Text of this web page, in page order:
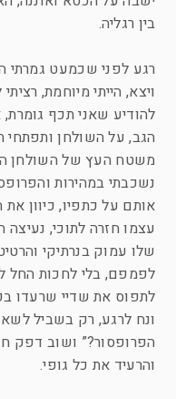
בין רגליה.
רגע לפני שכמעט גמרתי
ויצא, הייתי מיוחמת,
להודיע שאני תכף
הגב, על השולחן ותפתחי
משטח העץ של השולחן
נשכבתי במהירות
אותם על כתפיו, כיוון את
עצמו חזרה לתוכי,
שלו עמוק בנרתיקי
לפמפם, בלי לחכות החל
לתפוס את שדיי שרעדו
ונח לרגע, רק בשביל
הפרופסור?” ושוב דפק
והרעיד את כל גופי.